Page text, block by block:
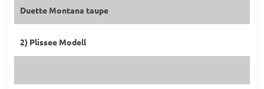
Duette Montana taupe
2) Plissee Modell